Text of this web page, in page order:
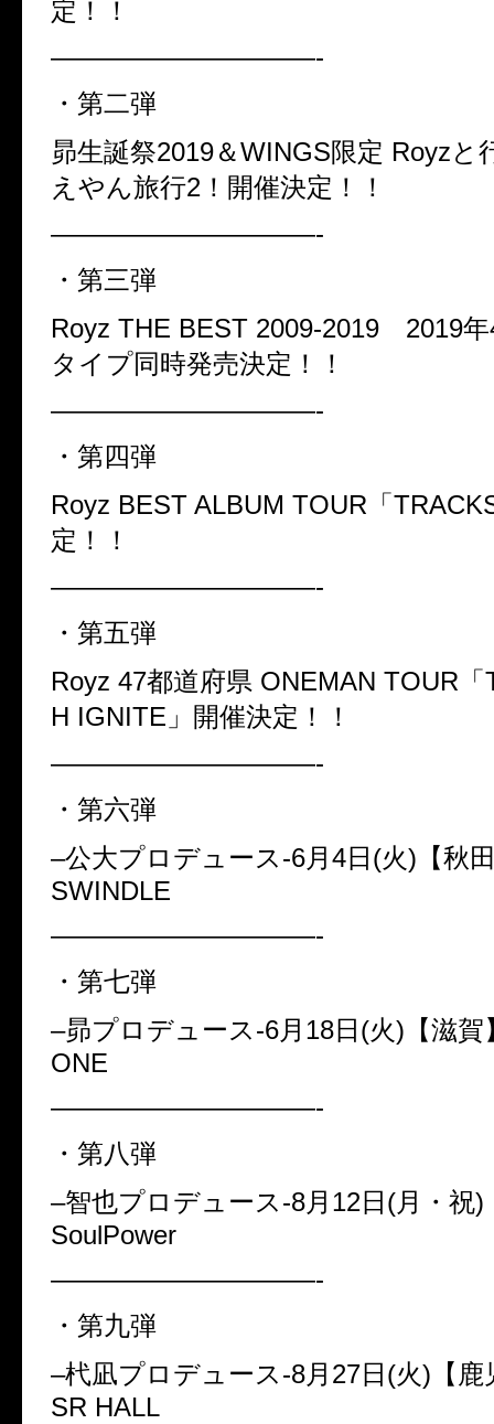
定！！
——————————-
・第二弾
昴生誕祭2019＆WINGS限定 Royzと
えやん旅行2 ！開催決定！！
——————————-
・第三弾
Royz THE BEST 2009-2019
2019年
タイプ同時発売決定！！
——————————-
・第四弾
Royz BEST ALBUM TOUR 「
定！！
——————————-
・第五弾
Royz 47都道府県 ONEMAN TOUR 「
H IGNITE 」開催決定！！
——————————-
・第六弾
–公大プロデュース-6月 4日 (火) 【秋
SWINDLE
——————————-
・第七弾
–昴プロデュース-6月 18日 (火) 【滋
ONE
——————————-
・第八弾
–智也プロデュース-8月 12日 (月・祝)
SoulPower
——————————-
・第九弾
–杙凪プロデュース-8月 27日 (火) 【
SR HALL